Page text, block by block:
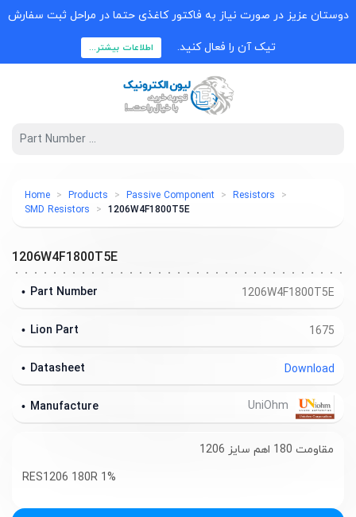
دوستان عزیز در صورت نیاز به فاکتور کاغذی حتما در مراحل ثبت سفارش
تیک آن را فعال کنید. اطلاعات بیشتر...
Home Products Passive Component
Resistors
SMD Resistors
1206W4F1800T5E
1206W4F1800T5E
1206W4F1800T5E
Part Number
1675
Lion Part
Download
Datasheet
Manufacture
مقاومت 180 اهم سایز 1206
RES1206 180R 1%